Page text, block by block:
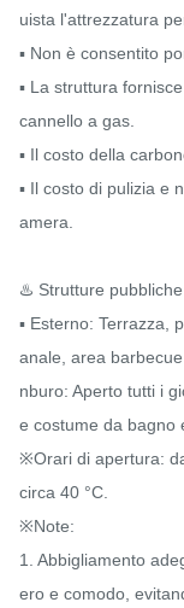
uista l'attrezzatura
▪️ Non è consentito
▪️ La struttura
cannello a gas.
▪️ Il costo della
▪️ Il costo di pulizia e
amera.
♨️ Strutture
▪️ Esterno: Terrazza,
anale, area
nburo: Aperto tutti i
e costume da bagno
※Orari di apertura:
circa 40 °C.
※Note:
1. Abbigliamento
ero e comodo,